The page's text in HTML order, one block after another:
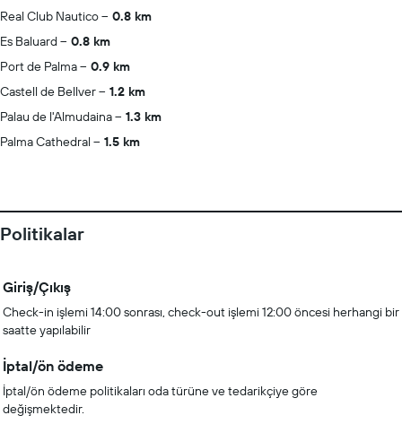
Real Club Nautico
0.8 km
Es Baluard
0.8 km
Port de Palma
0.9 km
Castell de Bellver
1.2 km
Palau de l'Almudaina
1.3 km
Palma Cathedral
1.5 km
Politikalar
Giriş/Çıkış
Check-in işlemi 14:00 sonrası, check-out işlemi 12:00 öncesi herhangi bir
saatte yapılabilir
İptal/ön ödeme
İptal/ön ödeme politikaları oda türüne ve tedarikçiye göre
değişmektedir.